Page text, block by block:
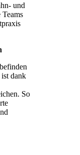
und
dank
So